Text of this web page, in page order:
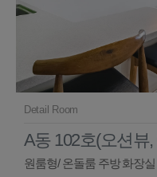
Detail Room
A동 102호(오션뷰
원룸형/ 온돌룸 주방 화장실